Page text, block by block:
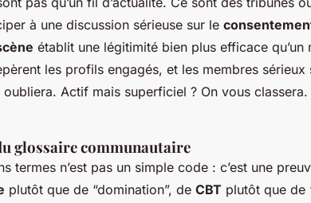
à une discussion sérieuse sur le
établit une légitimité bien plus efficace qu’un
les profils engagés, et les membres sérieux
Actif mais superficiel ? On vous classera.
glossaire communautaire
termes n’est pas un simple code : c’est une
plutôt que de “domination”, de CBT plutôt que de